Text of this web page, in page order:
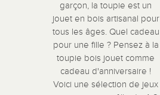
garçon, la toupie est un
jouet en bois artisanal pour
tous les âges. Quel cadeau
pour une fille ? Pensez à la
toupie bois jouet comme
cadeau d'anniversaire !
Voici une sélection de jeux